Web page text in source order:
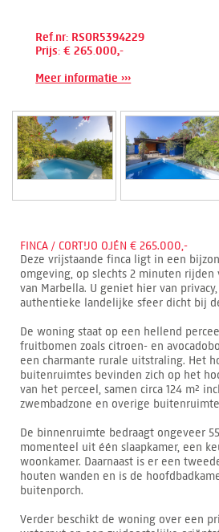
Ref.nr: RSOR5394229
Prijs: € 265.000,-
Meer informatie ›››
FINCA / CORTIJO OJÉN € 265.000,-
Deze vrijstaande finca ligt in een
omgeving, op slechts 2 minuten rijden
van Marbella. U geniet hier van
authentieke landelijke sfeer dicht bij
De woning staat op een hellend
fruitbomen zoals citroen- en
een charmante rurale uitstraling. Het
buitenruimtes bevinden zich op het
van het perceel, samen circa 124 m²
zwembadzone en overige
De binnenruimte bedraagt ongeveer
momenteel uit één slaapkamer, een
woonkamer. Daarnaast is er een
houten wanden en is de
buitenporch.
Verder beschikt de woning over een